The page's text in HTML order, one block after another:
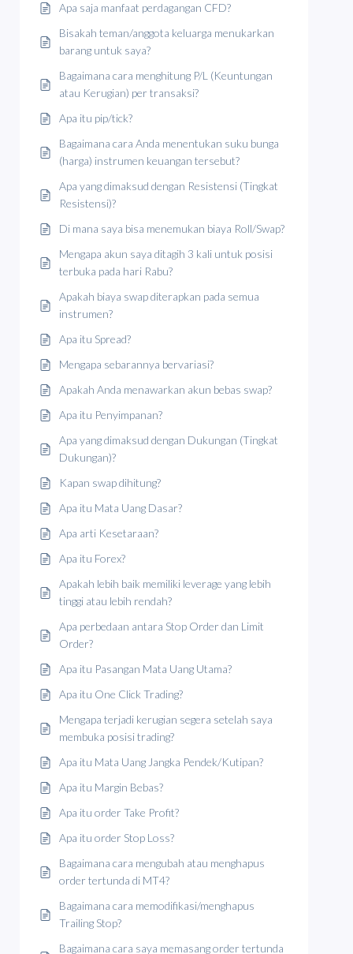
Apa saja manfaat perdagangan CFD?
Bisakah teman/anggota keluarga menukarkan
barang untuk saya?
Bagaimana cara menghitung P/L (Keuntungan
atau Kerugian) per transaksi?
Apa itu pip/tick?
Bagaimana cara Anda menentukan suku bunga
(harga) instrumen keuangan tersebut?
Apa yang dimaksud dengan Resistensi (Tingkat
Resistensi)?
Di mana saya bisa menemukan biaya Roll/Swap?
Mengapa akun saya ditagih 3 kali untuk posisi
terbuka pada hari Rabu?
Apakah biaya swap diterapkan pada semua
instrumen?
Apa itu Spread?
Mengapa sebarannya bervariasi?
Apakah Anda menawarkan akun bebas swap?
Apa itu Penyimpanan?
Apa yang dimaksud dengan Dukungan (Tingkat
Dukungan)?
Kapan swap dihitung?
Apa itu Mata Uang Dasar?
Apa arti Kesetaraan?
Apa itu Forex?
Apakah lebih baik memiliki leverage yang lebih
tinggi atau lebih rendah?
Apa perbedaan antara Stop Order dan Limit
Order?
Apa itu Pasangan Mata Uang Utama?
Apa itu One Click Trading?
Mengapa terjadi kerugian segera setelah saya
membuka posisi trading?
Apa itu Mata Uang Jangka Pendek/Kutipan?
Apa itu Margin Bebas?
Apa itu order Take Profit?
Apa itu order Stop Loss?
Bagaimana cara mengubah atau menghapus
order tertunda di MT4?
Bagaimana cara memodifikasi/menghapus
Trailing Stop?
Bagaimana cara saya memasang order tertunda